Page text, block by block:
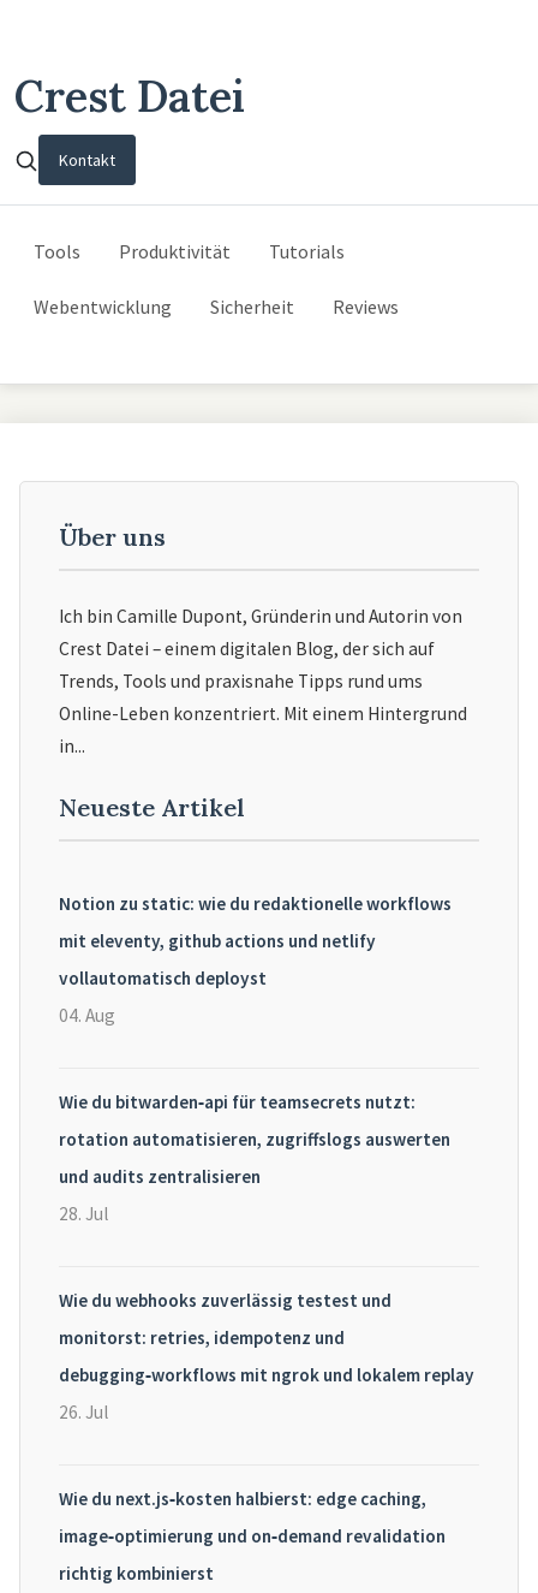
Crest Datei
Kontakt
Tools Produktivität Tutorials
Webentwicklung Sicherheit Reviews
Über uns
Ich bin Camille Dupont, Gründerin und Autorin von
Crest Datei – einem digitalen Blog, der sich auf
Trends, Tools und praxisnahe Tipps rund ums
Online-Leben konzentriert. Mit einem Hintergrund
in...
Neueste Artikel
Notion zu static: wie du redaktionelle workflows
mit eleventy, github actions und netlify
vollautomatisch deployst
04. Aug
Wie du bitwarden‑api für teamsecrets nutzt:
rotation automatisieren, zugriffslogs auswerten
und audits zentralisieren
28. Jul
Wie du webhooks zuverlässig testest und
monitorst: retries, idempotenz und
debugging‑workflows mit ngrok und lokalem replay
26. Jul
Wie du next.js‑kosten halbierst: edge caching,
image‑optimierung und on‑demand revalidation
richtig kombinierst